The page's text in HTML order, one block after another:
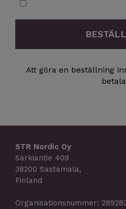
Att göra en beställning
betala
STR Nordic Oy
Sarkiantie 409
38200 Sastamala,
Finland
Organisationsnummer: